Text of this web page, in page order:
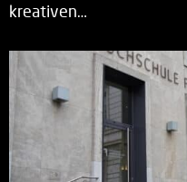
kreativen…